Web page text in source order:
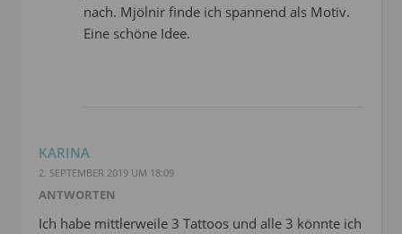
nach. Mjölnir finde ich spannend als Motiv.
Eine schöne Idee.
KARINA
2. SEPTEMBER 2019 UM 18:09
ANTWORTEN
Ich habe mittlerweile 3 Tattoos und alle 3 könnte ich